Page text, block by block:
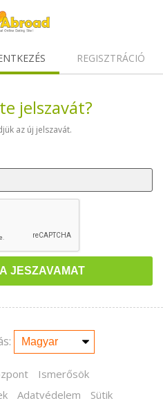
REGISZTRÁCIÓ
jelszavát?
az új jelszavát.
Ismerősök
Adatvédelem Sütik